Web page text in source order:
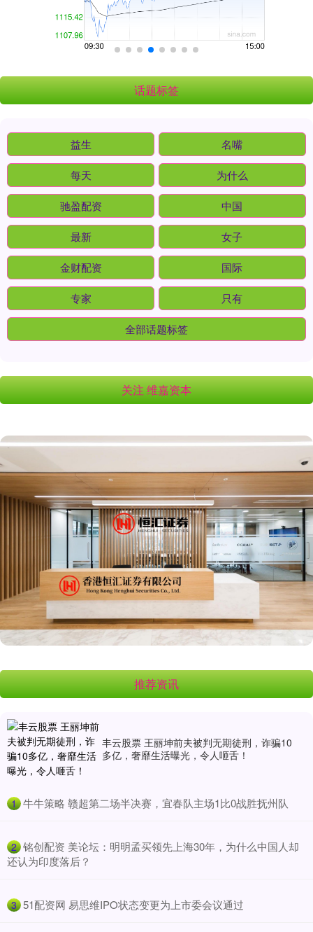
话题标签
益生 名嘴
每天 为什么
驰盈配资 中国
最新 女子
金财配资 国际
专家 只有
全部话题标签
关注 维嘉资本
推荐资讯
丰云股票 王丽坤前夫被判无期徒刑，诈骗10
多亿，奢靡生活曝光，令人咂舌！
1 ​牛牛策略 赣超第二场半决赛，宜春队主场1比0战胜抚州队
2 ​铭创配资 美论坛：明明孟买领先上海30年，为什么中国人却
还认为印度落后？
3 ​51配资网 易思维IPO状态变更为上市委会议通过